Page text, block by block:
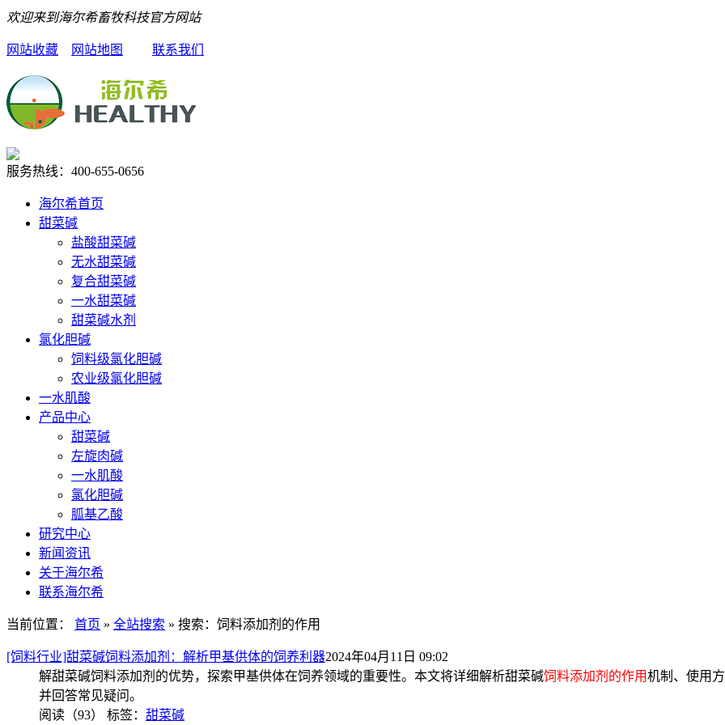
欢迎来到海尔希畜牧科技官方网站
网站收藏 网站地图 联系我们
服务热线： 400-655-0656
海尔希首页
甜菜碱
盐酸甜菜碱
无水甜菜碱
复合甜菜碱
一水甜菜碱
甜菜碱水剂
氯化胆碱
饲料级氯化胆碱
农业级氯化胆碱
一水肌酸
产品中心
甜菜碱
左旋肉碱
一水肌酸
氯化胆碱
胍基乙酸
研究中心
新闻资讯
关于海尔希
联系海尔希
当前位置： 首页 » 全站搜索 » 搜索：饲料添加剂的作用
[饲料行业]甜菜碱饲料添加剂：解析甲基供体的饲养利器2024年04月11日 09:02
解甜菜碱饲料添加剂的优势，探索甲基供体在饲养领域的重要性。本文将详细解析甜菜碱饲料添加剂的作用机制、使用
并回答常见疑问。
阅读（93） 标签： 甜菜碱